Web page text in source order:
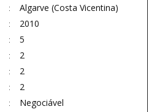
Algarve (Costa Vicentina)
2010
5
2
2
2
Negociável